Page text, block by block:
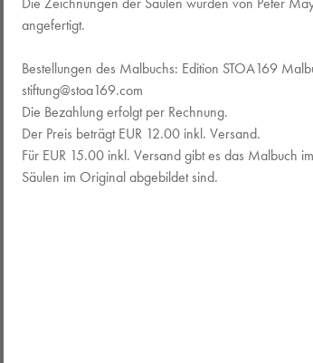
angefertigt.
Bestellungen des Malbuchs: Edition STOA169
stiftung@stoa169.com
Die Bezahlung erfolgt per Rechnung.
Der Preis beträgt EUR 12.00 inkl. Versand.
Für EUR 15.00 inkl. Versand gibt es das Malbuch
Säulen im Original abgebildet sind.